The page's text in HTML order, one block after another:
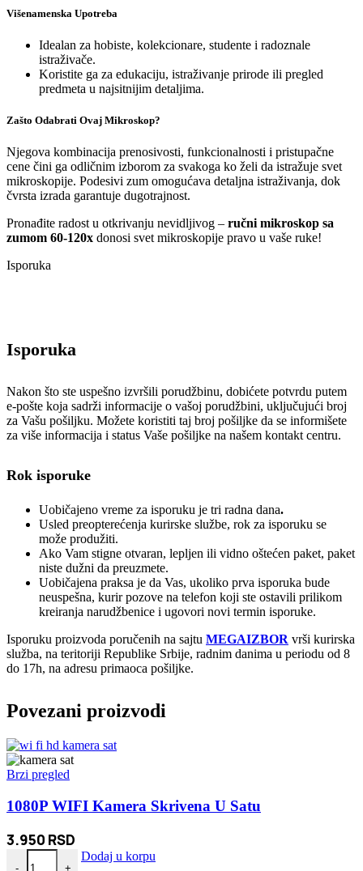
Višenamenska Upotreba
Idealan za hobiste, kolekcionare, studente i radoznale
istraživače.
Koristite ga za edukaciju, istraživanje prirode ili pregled
predmeta u najsitnijim detaljima.
Zašto Odabrati Ovaj Mikroskop?
Njegova kombinacija prenosivosti, funkcionalnosti i pristupačne
cene čini ga odličnim izborom za svakoga ko želi da istražuje svet
mikroskopije. Podesivi zum omogućava detaljna istraživanja, dok
čvrsta izrada garantuje dugotrajnost.
Pronađite radost u otkrivanju nevidljivog – ručni mikroskop sa
zumom 60-120x donosi svet mikroskopije pravo u vaše ruke!
Isporuka
Isporuka
Nakon što ste uspešno izvršili porudžbinu, dobićete potvrdu putem
e-pošte koja sadrži informacije o vašoj porudžbini, uključujući broj
za Vašu pošiljku. Možete koristiti taj broj pošiljke da se informišete
za više informacija i status Vaše pošiljke na našem kontakt centru.
Rok isporuke
Uobičajeno vreme za isporuku je tri radna dana.
Usled preopterećenja kurirske službe, rok za isporuku se
može produžiti.
Ako Vam stigne otvaran, lepljen ili vidno oštećen paket, paket
niste dužni da preuzmete.
Uobičajena praksa je da Vas, ukoliko prva isporuka bude
neuspešna, kurir pozove na telefon koji ste ostavili prilikom
kreiranja narudžbenice i ugovori novi termin isporuke.
Isporuku proizvoda poručenih na sajtu MEGAIZBOR vrši kurirska
služba, na teritoriji Republike Srbije, radnim danima u periodu od 8
do 17h, na adresu primaoca pošiljke.
Povezani proizvodi
Brzi pregled
1080P WIFI Kamera Skrivena U Satu
3.950 RSD
-
1080P WIFI Kamera Skrivena U Satu količina
+
Dodaj u korpu